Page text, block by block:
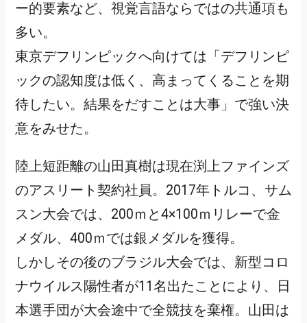
ー的要素など、視覚言語ならではの共通項も
多い。
東京デフリンピックへ向けては「デフリンピ
ックの認知度は低く、高まってくることを期
待したい。結果をだすことは大事」で強い決
意をみせた。
陸上短距離の山田真樹は現在渕上ファインズ
のアスリート契約社員。2017年トルコ、サム
スン大会では、200ｍと4×100ｍリレーで金
メダル、400ｍでは銀メダルを獲得。
しかしその後のブラジル大会では、新型コロ
ナウイルス陽性者が11名出たことにより、日
本選手団が大会途中で全競技を棄権。山田は